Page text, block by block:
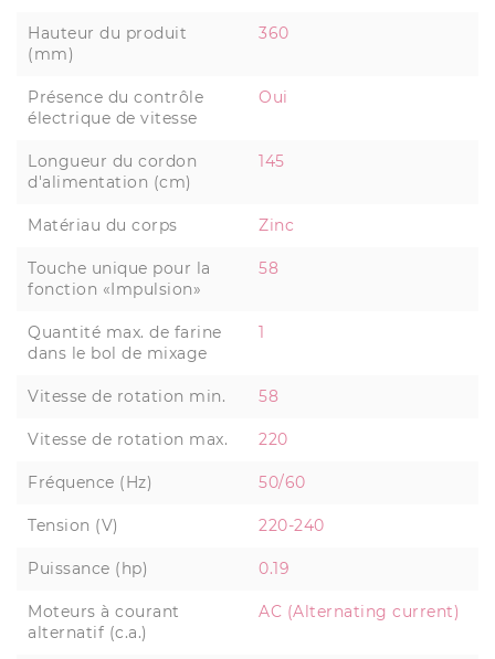
Hauteur du produit
(mm)
360
Présence du contrôle
électrique de vitesse
Oui
Longueur du cordon
d'alimentation (cm)
145
Matériau du corps Zinc
Touche unique pour la
fonction «Impulsion»
58
Quantité max. de farine
dans le bol de mixage
1
Vitesse de rotation min. 58
Vitesse de rotation max. 220
Fréquence (Hz) 50/60
Tension (V) 220-240
Puissance (hp) 0.19
Moteurs à courant
alternatif (c.a.)
AC (Alternating current)